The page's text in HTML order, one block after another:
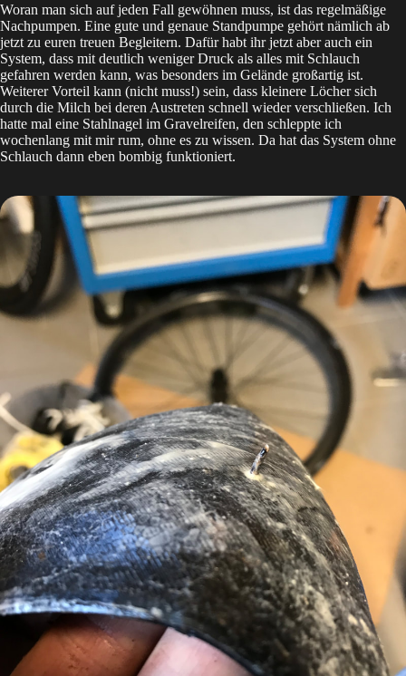
Woran man sich auf jeden Fall gewöhnen muss, ist das regelmäßige
Nachpumpen. Eine gute und genaue Standpumpe gehört nämlich ab
jetzt zu euren treuen Begleitern. Dafür habt ihr jetzt aber auch ein
System, dass mit deutlich weniger Druck als alles mit Schlauch
gefahren werden kann, was besonders im Gelände großartig ist.
Weiterer Vorteil kann (nicht muss!) sein, dass kleinere Löcher sich
durch die Milch bei deren Austreten schnell wieder verschließen. Ich
hatte mal eine Stahlnagel im Gravelreifen, den schleppte ich
wochenlang mit mir rum, ohne es zu wissen. Da hat das System ohne
Schlauch dann eben bombig funktioniert.